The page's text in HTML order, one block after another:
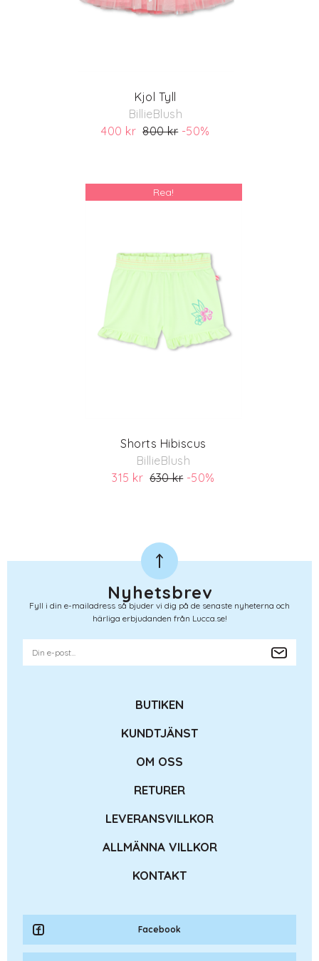
Kjol Tyll
BillieBlush
400 kr800 kr-50%
Rea!
Shorts Hibiscus
BillieBlush
315 kr630 kr-50%
Nyhetsbrev
Fyll i din e-mailadress så bjuder vi dig på de senaste nyheterna och
härliga erbjudanden från Lucca.se!
BUTIKEN
KUNDTJÄNST
OM OSS
RETURER
LEVERANSVILLKOR
ALLMÄNNA VILLKOR
KONTAKT